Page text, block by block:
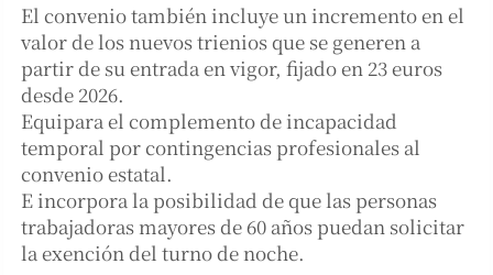
El convenio también incluye un incremento en el
valor de los nuevos trienios que se generen a
partir de su entrada en vigor, fijado en 23 euros
desde 2026.
Equipara el complemento de incapacidad
temporal por contingencias profesionales al
convenio estatal.
E incorpora la posibilidad de que las personas
trabajadoras mayores de 60 años puedan solicitar
la exención del turno de noche.